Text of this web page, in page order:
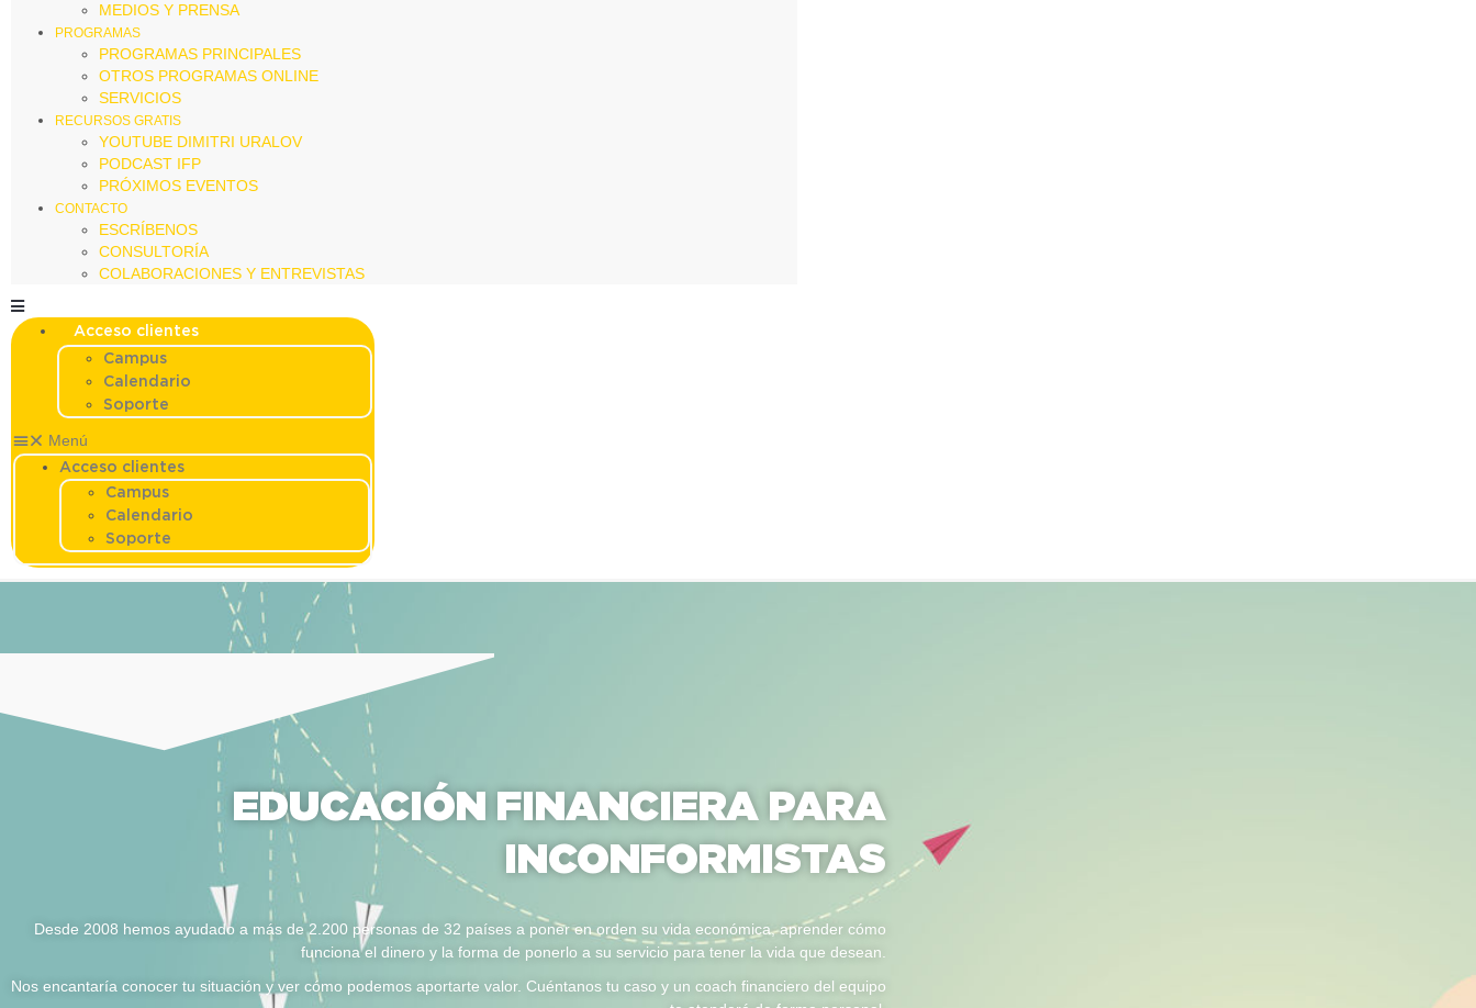
MEDIOS Y PRENSA
PROGRAMAS
PROGRAMAS PRINCIPALES
OTROS PROGRAMAS ONLINE
SERVICIOS
RECURSOS GRATIS
YOUTUBE DIMITRI URALOV
PODCAST IFP
PRÓXIMOS EVENTOS
CONTACTO
ESCRÍBENOS
CONSULTORÍA
COLABORACIONES Y ENTREVISTAS
Acceso clientes
Campus
Calendario
Soporte
Menú
Acceso clientes
Campus
Calendario
Soporte
EDUCACIÓN FINANCIERA PARA
INCONFORMISTAS
Desde 2008 hemos ayudado a más de 2.200 personas de 32 países a poner en orden su vida económica, aprender cómo
funciona el dinero y la forma de ponerlo a su servicio para tener la vida que desean.
Nos encantaría conocer tu situación y ver cómo podemos aportarte valor. Cuéntanos tu caso y un coach financiero del equipo